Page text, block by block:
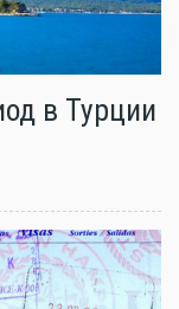
в Турции